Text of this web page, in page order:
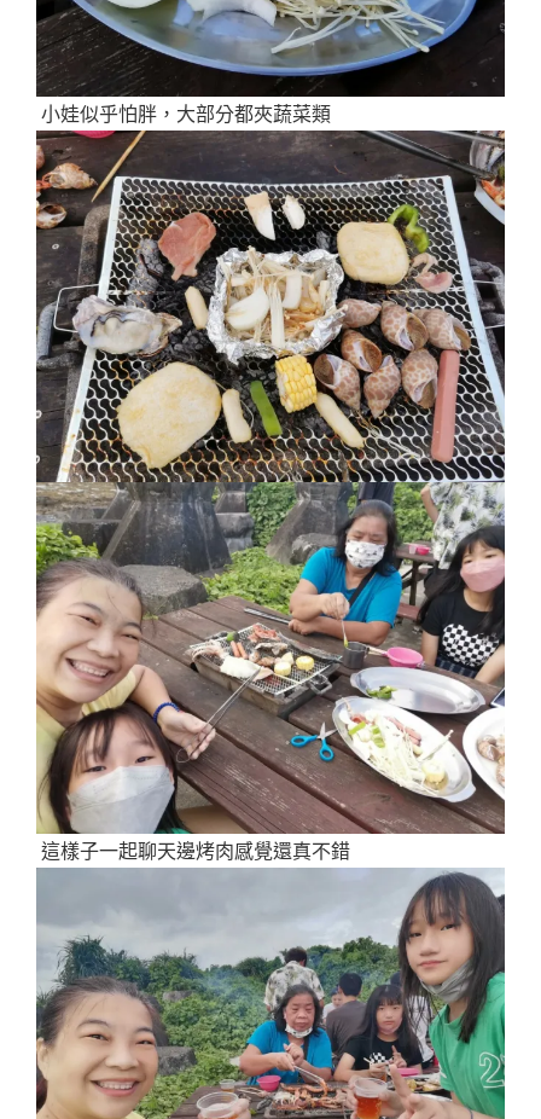
小娃似乎怕胖，大部分都夾蔬菜類
這樣子一起聊天邊烤肉感覺還真不錯